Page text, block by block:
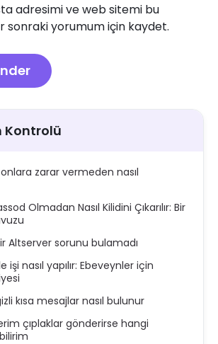
adresimi ve web sitemi bu
sonraki yorumum için kaydet.
Kontrolü
zarar vermeden nasıl
Olmadan Nasıl Kilidini Çıkarılır: Bir
Altserver sorunu bulamadı
işi nasıl yapılır: Ebeveynler için
kısa mesajlar nasıl bulunur
çıplaklar gönderirse hangi